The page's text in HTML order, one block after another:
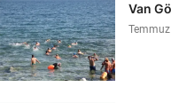
Van